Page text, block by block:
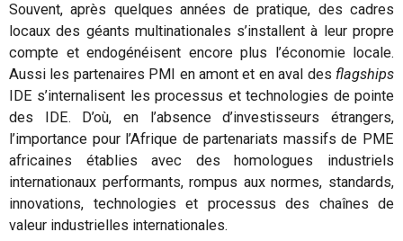
Souvent, après quelques années de pratique, des cadres
locaux des géants multinationales s’installent à leur propre
compte et endogénéisent encore plus l’économie locale.
Aussi les partenaires PMI en amont et en aval des flagships
IDE s’internalisent les processus et technologies de pointe
des IDE. D’où, en l’absence d’investisseurs étrangers,
l’importance pour l’Afrique de partenariats massifs de PME
africaines établies avec des homologues industriels
internationaux performants, rompus aux normes, standards,
innovations, technologies et processus des chaînes de
valeur industrielles internationales.